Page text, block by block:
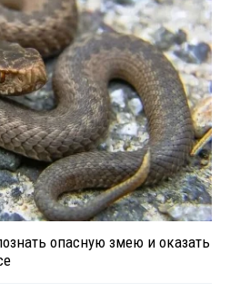
опасную змею и оказать